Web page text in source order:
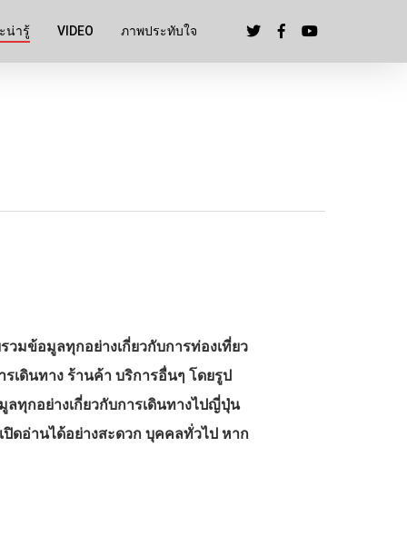
น่ารู้ VIDEO ภาพประทับใจ
วมข้อมูลทุกอย่างเกี่ยวกับการท่องเที่ยว
เดินทาง ร้านค้า บริการอื่นๆ โดยรูป
ลทุกอย่างเกี่ยวกับการเดินทางไปญี่ปุ่น
ดอ่านได้อย่างสะดวก บุคคลทั่วไป หาก